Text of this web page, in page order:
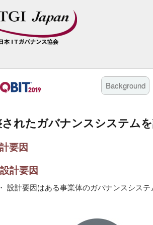
Background
れたガバナンスシステム
要因
計要因
設計要因はある事業体のガバナンスシステ